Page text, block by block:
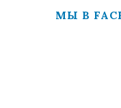
МЫ В